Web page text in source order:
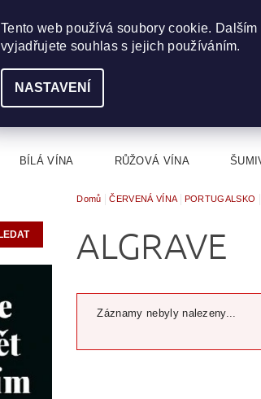
BÍLÁ VÍNA RŮŽOVÁ VÍNA
ROZCESTNÍK VÍN
Domů ČERVENÁ VÍNA PORTUGALSKO
ALGRAVE
Záznamy nebyly nalezeny...
Tento web používá soubory cookie.
vyjadřujete souhlas s jejich používáním.
NASTAVENÍ